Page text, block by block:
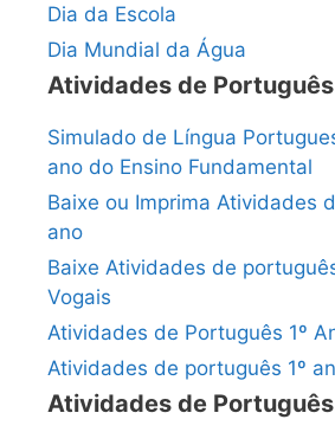
Dia da Escola
Dia Mundial da Água
Atividades de Português
Simulado de Língua
ano do Ensino Fundamental
Baixe ou Imprima Atividades
ano
Baixe Atividades de
Vogais
Atividades de Português 1º
Atividades de português 1º
Atividades de Português